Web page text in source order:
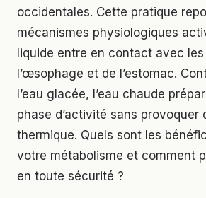
occidentales. Cette pratique
mécanismes physiologiques
liquide entre en contact avec
l’œsophage et de l’estomac.
l’eau glacée, l’eau chaude
phase d’activité sans provoquer
thermique. Quels sont les
votre métabolisme et comment
en toute sécurité ?